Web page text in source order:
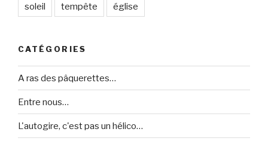
soleil tempête église
CATÉGORIES
A ras des pâquerettes…
Entre nous…
L'autogire, c'est pas un hélico…